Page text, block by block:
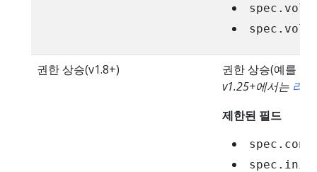
권한 상승(v1.8+)
권한 상승(예를
v1.25+에서는 리
제한된 필드